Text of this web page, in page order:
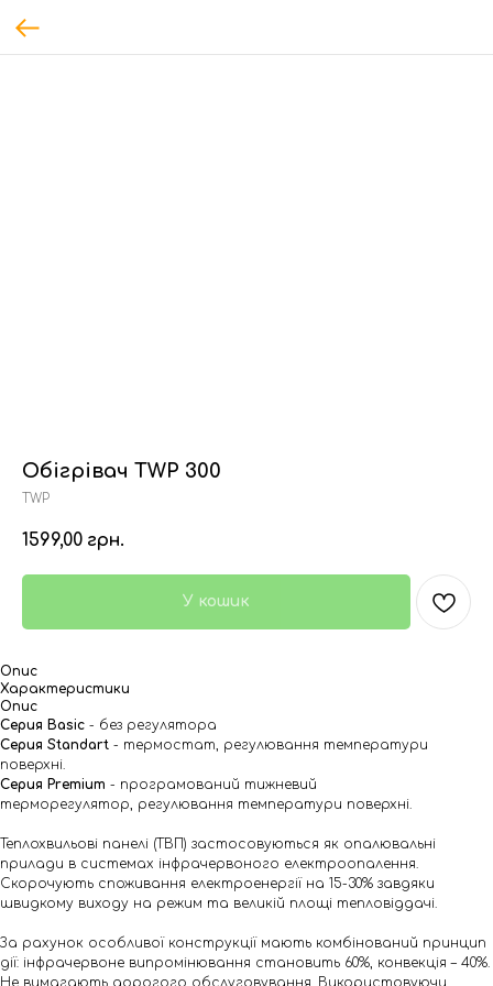
Обігрівач TWP 300
TWP
1599,00 грн.
У кошик
Опис
Характеристики
Опис
Серия Basic - без регулятора
Серия Standart - термостат, регулювання температури
поверхні.
Серия Premium - програмований тижневий
терморегулятор, регулювання температури поверхні.
Теплохвильові панелі (ТВП) застосовуються як опалювальні
прилади в системах інфрачервоного електроопалення.
Скорочують споживання електроенергії на 15-30% завдяки
швидкому виходу на режим та великій площі тепловіддачі.
За рахунок особливої конструкції мають комбінований принцип
дії: інфрачервоне випромінювання становить 60%, конвекція – 40%.
Не вимагають дорогого обслуговування. Використовуючи